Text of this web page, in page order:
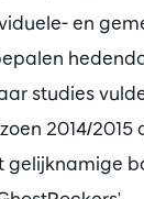
en
studies
2014/2015
gelijknamige